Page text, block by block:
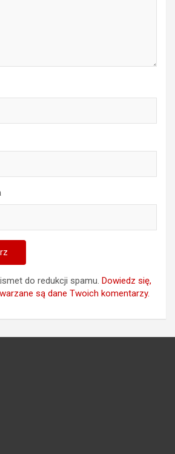
do redukcji spamu. Dowiedz się,
są dane Twoich komentarzy.